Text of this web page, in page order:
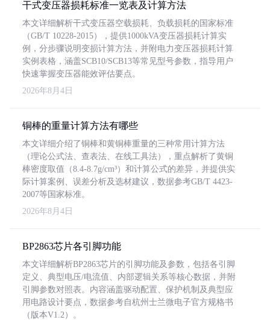
干式变压器损耗标准一览表及计算方法
本文详细解析干式变压器空载损耗、负载损耗的国家标准
（GB/T 10228-2015），提供1000kVA变压器损耗计算实
例，分步骤说明变损计算方法，并附电力变压器损耗计算
实例表格，涵盖SCB10/SCB13等常见型号参数，指导用户
快速掌握变压器能效评估要点。
2026年8月4日
铜棒的重量计算方法有哪些
本文详细介绍了铜棒和黄铜棒重量的三种常用计算方法
（理论公式法、查表法、在线工具法），重点解析了黄铜
棒密度取值（8.4-8.7g/cm³）和计算公式的差异，并提供实
际计算案例、误差分析及选材建议，数据参考GB/T 4423-
2007等国家标准。
2026年8月4日
BP2863芯片各引脚功能
本文详细解析BP2863芯片的引脚功能及参数，包括各引脚
定义、典型电压/电流值、内部逻辑关系等核心数据，并附
引脚参数对照表。内容涵盖驱动配置、保护机制及典型应
用电路设计要点，数据参考自杭州士兰微电子官方规格书
（版本V1.2）。